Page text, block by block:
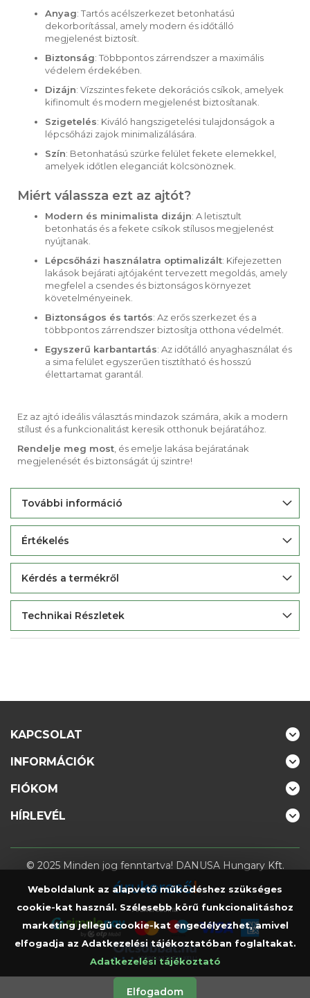
Weboldalunk az alapvető működéshez szükséges
cookie-kat használ. Szélesebb körű funkcionalitáshoz
marketing jellegű cookie-kat engedélyezhet, amivel
elfogadja az Adatkezelési tájékoztatóban foglaltakat.
Adatkezelési tájékoztató
Elfogadom
Anyag: Tartós acélszerkezet betonhatású
dekorborítással, amely modern és időtálló
megjelenést biztosít.
Biztonság: Többpontos zárrendszer a maximális
védelem érdekében.
Dizájn: Vízszintes fekete dekorációs csíkok, amelyek
kifinomult és modern megjelenést biztosítanak.
Szigetelés: Kiváló hangszigetelési tulajdonságok a
lépcsőházi zajok minimalizálására.
Szín: Betonhatású szürke felület fekete elemekkel,
amelyek időtlen eleganciát kölcsönöznek.
Miért válassza ezt az ajtót?
Modern és minimalista dizájn: A letisztult
betonhatás és a fekete csíkok stílusos megjelenést
nyújtanak.
Lépcsőházi használatra optimalizált: Kifejezetten
lakások bejárati ajtójaként tervezett megoldás, amely
megfelel a csendes és biztonságos környezet
követelményeinek.
Biztonságos és tartós: Az erős szerkezet és a
többpontos zárrendszer biztosítja otthona védelmét.
Egyszerű karbantartás: Az időtálló anyaghasználat és
a sima felület egyszerűen tisztítható és hosszú
élettartamat garantál.
Ez az ajtó ideális választás mindazok számára, akik a modern
stílust és a funkcionalitást keresik otthonuk bejáratához.
Rendelje meg most , és emelje lakása bejáratának
megjelenését és biztonságát új szintre!
További információ
Értékelés
Kérdés a termékről
Technikai Részletek
KAPCSOLAT
INFORMÁCIÓK
FIÓKOM
HÍRLEVÉL
© 2025 Minden jog fenntartva! DANUSA Hungary Kft.
Árukereső.hu